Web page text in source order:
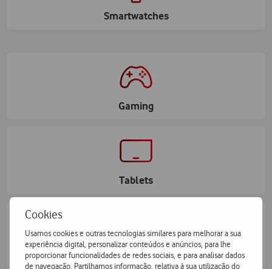
Cookies
Usamos cookies e outras tecnologias similares para melhorar a sua
experiência digital, personalizar conteúdos e anúncios, para lhe
proporcionar funcionalidades de redes sociais, e para analisar dados
de navegação. Partilhamos informação, relativa à sua utilização do
Smartwatches
Gaming
Tablets
Smart Home